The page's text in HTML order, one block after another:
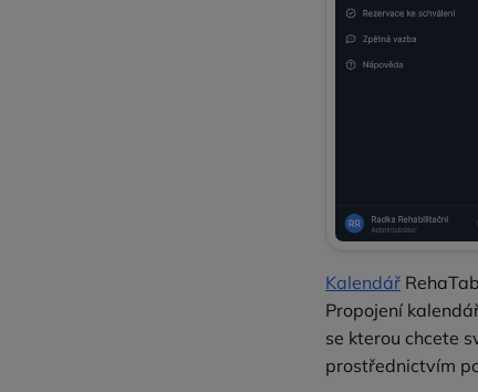
Kalendář
Propojení
se kterou chcete
prostřednictvím